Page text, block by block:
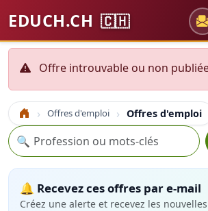
EDUCH.CH 🇨🇭
Offre introuvable ou non
Accueil Offres d'emploi Offres d'emploi
Recherche
🔍
🔔 Recevez ces offres par e-mail
Créez une alerte et recevez les